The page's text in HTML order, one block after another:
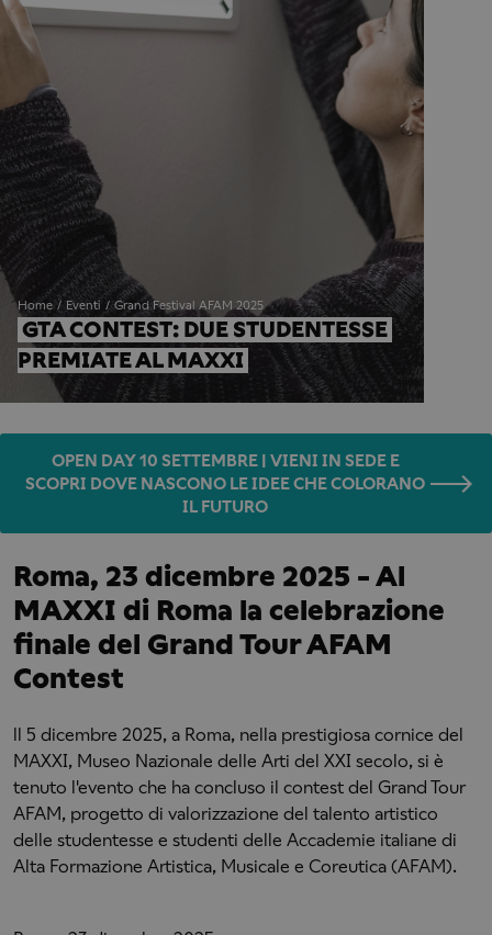
Home Eventi Grand Festival AFAM 2025
GTA CONTEST: DUE STUDENTESSE
PREMIATE AL MAXXI
OPEN DAY 10 SETTEMBRE | VIENI IN SEDE E
SCOPRI DOVE NASCONO LE IDEE CHE COLORANO
IL FUTURO
Roma, 23 dicembre 2025 - Al
MAXXI di Roma la celebrazione
finale del Grand Tour AFAM
Contest
ll 5 dicembre 2025, a Roma, nella prestigiosa cornice del
MAXXI, Museo Nazionale delle Arti del XXI secolo, si è
tenuto l'evento che ha concluso il contest del Grand Tour
AFAM, progetto di valorizzazione del talento artistico
delle studentesse e studenti delle Accademie italiane di
Alta Formazione Artistica, Musicale e Coreutica (AFAM).